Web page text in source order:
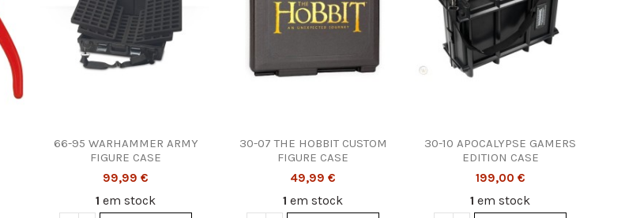
66-95 WARHAMMER ARMY
FIGURE CASE
99,99 €
1em stock
30-07 THE HOBBIT CUSTOM
FIGURE CASE
49,99 €
1em stock
30-10 APOCALYPSE GAMERS
EDITION CASE
199,00 €
1em stock